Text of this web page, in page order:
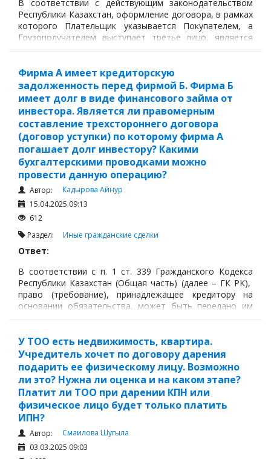
В соответствии с действующим законодательством
Республики Казахстан, оформление договора, в рамках
которого Плательщик указывается Покупателем, а
Грузополучателем выступает третье лицо, является
правомерным при условии, что такая структура сделки
фактическим обстоятельствам исполнения
обязательств.
Фирма А имеет кредиторскую
задолженность перед фирмой Б. Фирма Б
имеет долг в виде финансового займа от
инвестора. Является ли правомерным
составление трехстороннего договора
(договор уступки) по которому фирма А
погашает долг инвестору? Какими
бухгалтерскими проводками можно
провести данную операцию?
Автор:
Кадырова Айнур
15.04.2025 09:13
612
Раздел: Иные гражданские сделки
Ответ:
В соответствии с п. 1 ст. 339 Гражданского Кодекса
Республики Казахстан (Общая часть) (далее – ГК РК),
право (требование), принадлежащее кредитору на
основании обязательства, может быть передано им
другому лицу по сделке (уступка требования) или
законодательного акта. Правила о переходе прав
кредитора к другому лицу не применяются к регрессным
требованиям.
У ТОО есть недвижимость, квартира.
Учредитель хочет по договору дарения
подарить ее физическому лицу. Возможно
ли это? Нужна ли оценка и на каком этапе?
Платит ли ТОО при дарении КПН или
физическое лицо будет только платить
ИПН?
Автор:
Смаилова Шугыла
03.03.2025 09:03